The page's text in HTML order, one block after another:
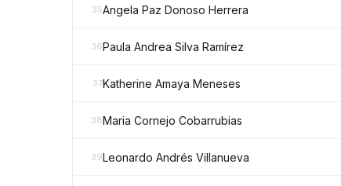
35Angela Paz Donoso Herrera
36Paula Andrea Silva Ramírez
37Katherine Amaya Meneses
38Maria Cornejo Cobarrubias
39Leonardo Andrés Villanueva